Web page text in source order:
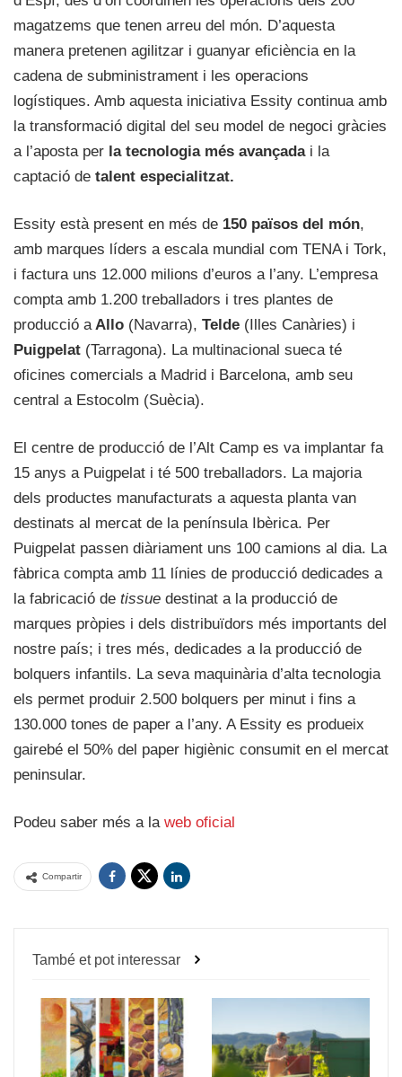
magatzems que tenen arreu del món. D’aquesta
manera pretenen agilitzar i guanyar eficiència en la
cadena de subministrament i les operacions
logístiques. Amb aquesta iniciativa Essity continua amb
la transformació digital del seu model de negoci gràcies
a l’aposta per la tecnologia més avançadai la
captació de talent especialitzat.
Essity està present en més de 150 països del món,
amb marques líders a escala mundial com TENA i Tork,
i factura uns 12.000 milions d’euros a l’any. L’empresa
compta amb 1.200 treballadors i tres plantes de
producció aAllo (Navarra), Telde (Illes Canàries) i
Puigpelat (Tarragona). La multinacional sueca té
oficines comercials a Madrid i Barcelona, amb seu
central a Estocolm (Suècia).
El centre de producció de l’Alt Camp es va implantar fa
15 anys a Puigpelat i té 500 treballadors. La majoria
dels productes manufacturats a aquesta planta van
destinats al mercat de la península Ibèrica. Per
Puigpelat passen diàriament uns 100 camions al dia. La
fàbrica compta amb 11 línies de producció dedicades a
la fabricació de tissue destinat a la producció de
marques pròpies i dels distribuïdors més importants del
nostre país; i tres més, dedicades a la producció de
bolquers infantils. La seva maquinària d’alta tecnologia
els permet produir 2.500 bolquers per minut i fins a
130.000 tones de paper a l’any. A Essity es produeix
gairebé el 50% del paper higiènic consumit en el mercat
peninsular.
Podeu saber més a la web oficial
Compartir
També et pot interessar